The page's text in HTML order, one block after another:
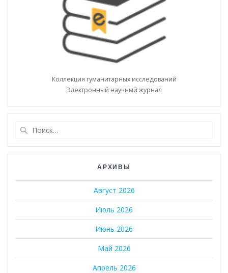
Коллекция гуманитарных исследований
Электронный научный журнал
АРХИВЫ
Август 2026
Июль 2026
Июнь 2026
Май 2026
Апрель 2026